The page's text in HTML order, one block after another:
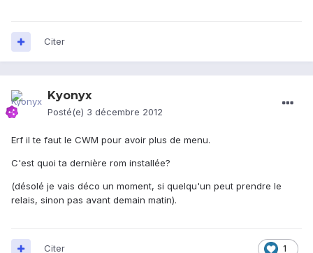
Citer
Kyonyx
Posté(e) 3 décembre 2012
Erf il te faut le CWM pour avoir plus de menu.
C'est quoi ta dernière rom installée?
(désolé je vais déco un moment, si quelqu'un peut prendre le
relais, sinon pas avant demain matin).
1
Citer